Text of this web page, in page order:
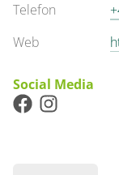
Telefon
Web
Social Media